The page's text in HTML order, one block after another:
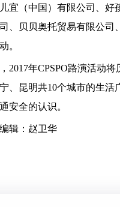
宜（中国）有限公司、好
、贝贝奥托贸易有限公司
。
2017年CPSPO路演活动
、昆明共10个城市的生
安全的认识。
辑：赵卫华